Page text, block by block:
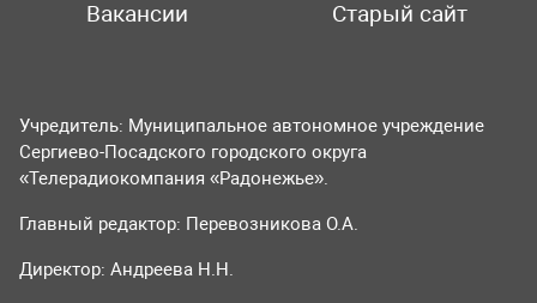
Вакансии
Старый сайт
Учредитель: Муниципальное автономное учреждение
Сергиево-Посадского городского округа
«Телерадиокомпания «Радонежье».
Главный редактор: Перевозникова О.А.
Директор: Андреева Н.Н.